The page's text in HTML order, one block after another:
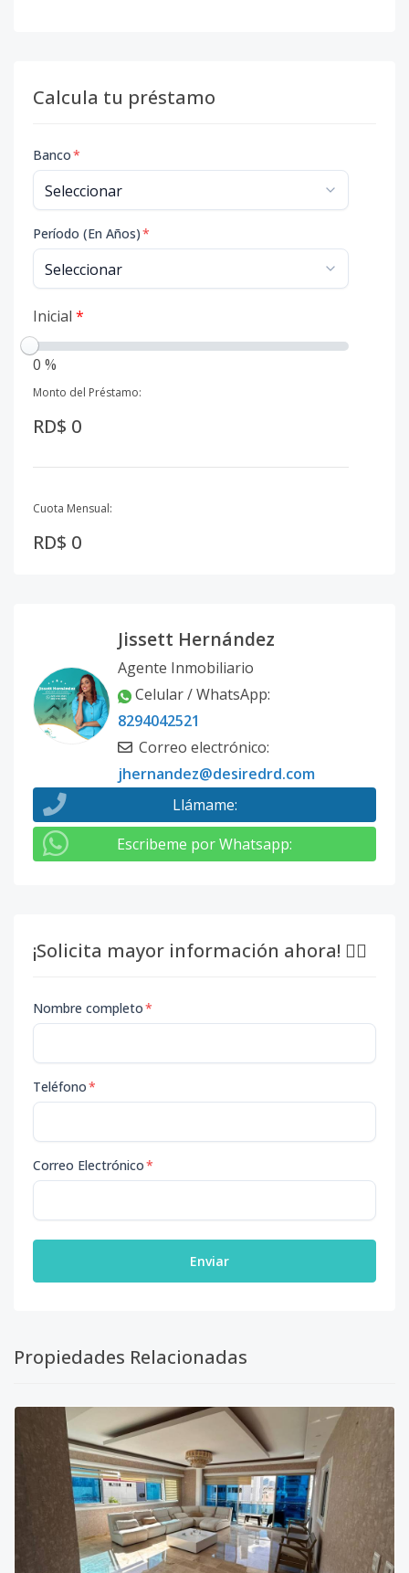
Calcula tu préstamo
Banco*
Período (En Años)*
Inicial *
0 %
Monto del Préstamo:
RD$ 0
Cuota Mensual:
RD$ 0
Jissett Hernández
Agente Inmobiliario
Celular / WhatsApp:
8294042521
Correo electrónico:
jhernandez@desiredrd.com
Llámame:
Escribeme por Whatsapp:
¡Solicita mayor información ahora! 👇🏽
Nombre completo*
Teléfono*
Correo Electrónico*
Enviar
Propiedades Relacionadas